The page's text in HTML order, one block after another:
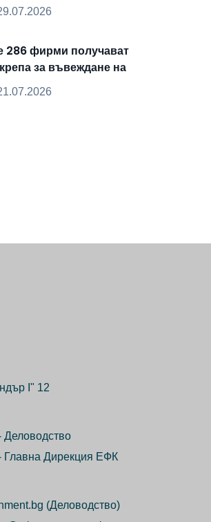
данни
286 фирми получават
за въвеждане на
интелект и
технологии
I" 12
Деловодство
Главна Дирекция ЕФК
(Деловодство)